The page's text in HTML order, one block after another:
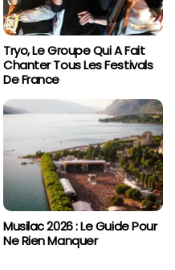
Tryo, Le Groupe Qui A Fait
Chanter Tous Les Festivals
De France
Musilac 2026 : Le Guide Pour
Ne Rien Manquer